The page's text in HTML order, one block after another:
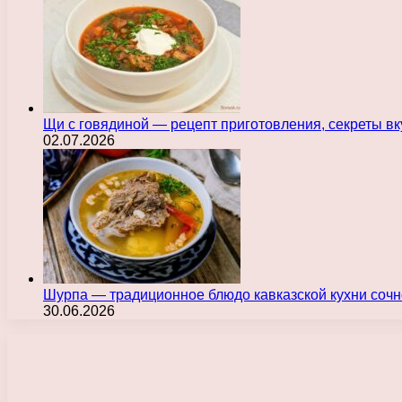
Щи с говядиной — рецепт приготовления, секреты
02.07.2026
Шурпа — традиционное блюдо кавказской кухни
30.06.2026